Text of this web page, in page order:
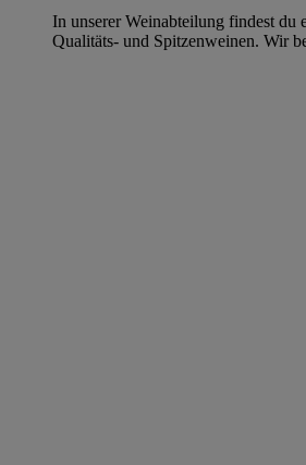
In unserer Weinabteilung findest du
Qualitäts- und Spitzenweinen. Wir